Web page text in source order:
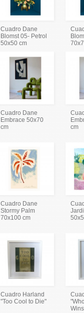
Cuadro Dane
Blomst 05- Petrol
50x50 cm
Cuadro Dane
Embrace 50x70
cm
cm
Cuadro Dane
Stormy Palm
70x100 cm
Cuadro Harland
"Too Cool to Die"